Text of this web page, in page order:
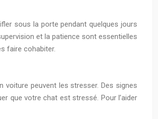
sous la porte pendant quelques jours
et la patience sont essentielles
faire cohabiter.
voiture peuvent les stresser. Des signes
que votre chat est stressé. Pour l’aider